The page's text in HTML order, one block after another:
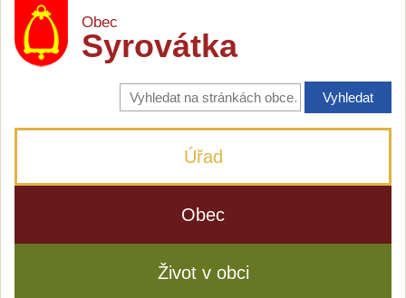
Obec
Syrovátka
Vyhledávání
na
stránkách
Úřad
Obec
Život v obci